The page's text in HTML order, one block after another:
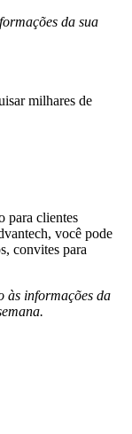
da sua
milhares de
para clientes
você pode
convites para
às informações da